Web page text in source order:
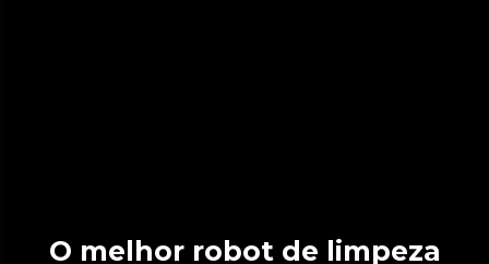
O melhor robot de limpeza